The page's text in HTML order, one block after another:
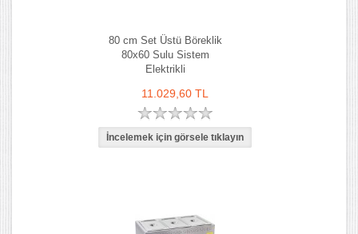
80 cm Set Üstü Böreklik
80x60 Sulu Sistem
Elektrikli
11.029,60 TL